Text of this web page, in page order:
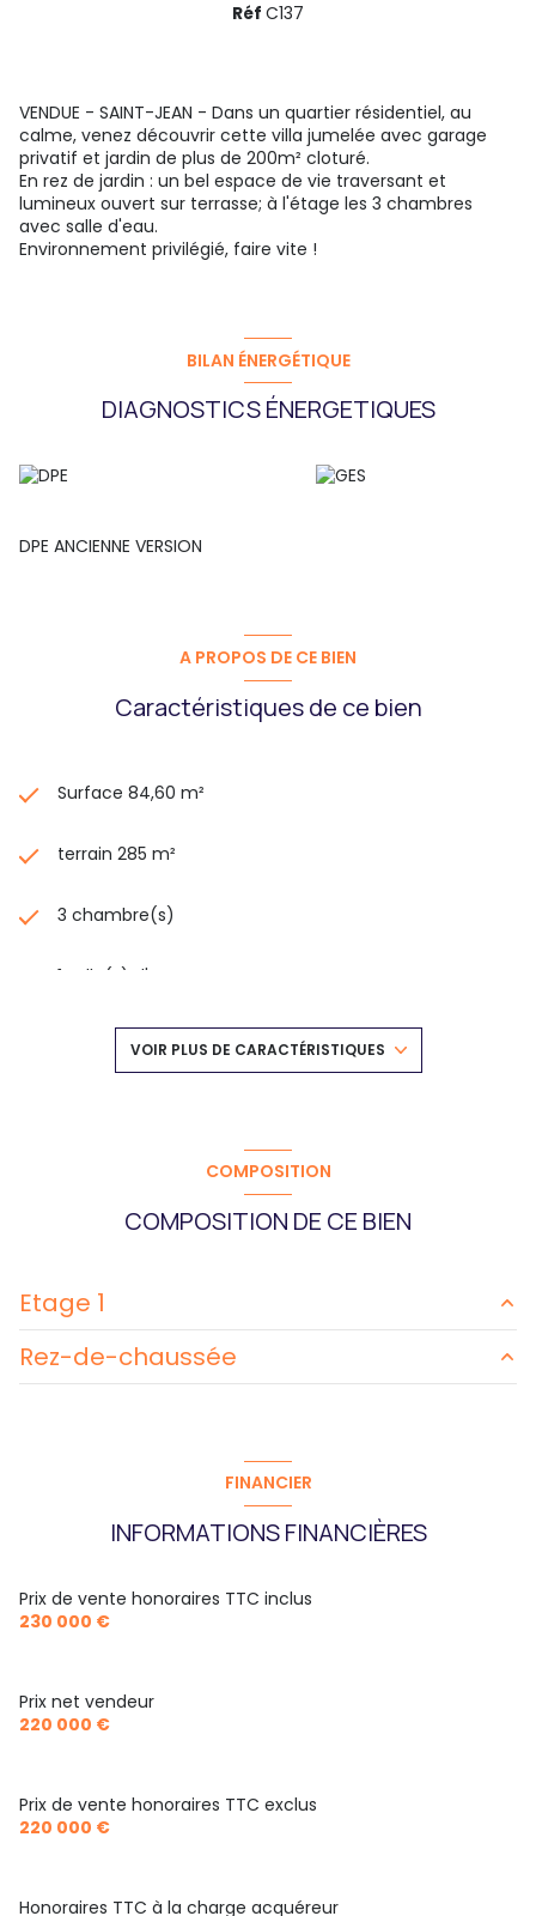
Réf C137
VENDUE - SAINT-JEAN - Dans un quartier résidentiel, au
calme, venez découvrir cette villa jumelée avec garage
privatif et jardin de plus de 200m² cloturé.
En rez de jardin : un bel espace de vie traversant et
lumineux ouvert sur terrasse; à l'étage les 3 chambres
avec salle d'eau.
Environnement privilégié, faire vite !
BILAN ÉNERGÉTIQUE
DIAGNOSTICS ÉNERGETIQUES
DPE ANCIENNE VERSION
A PROPOS DE CE BIEN
Caractéristiques de ce bien
Surface 84,60 m²
terrain 285 m²
3 chambre(s)
1 salle(s) d'eau
construit en 1975
Chauffage individuel : radiateur (gaz)
1 garage(s)
2 côté(s) mitoyen(s)
terrasse
interphone
VOIR PLUS DE CARACTÉRISTIQUES
COMPOSITION
COMPOSITION DE CE BIEN
Etage 1
chambre
Rez-de-chaussée
FINANCIER
INFORMATIONS FINANCIÈRES
Prix de vente honoraires TTC inclus
230 000 €
Prix net vendeur
220 000 €
Prix de vente honoraires TTC exclus
220 000 €
Honoraires TTC à la charge acquéreur